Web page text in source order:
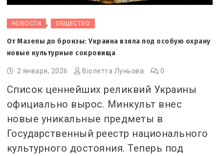
НОВОСТИ , ОБЩЕСТВО
От Мазепы до бронзы: Украина взяла под особую охрану
новые культурные сокровища
2 января, 2026 Віолетта Луньова 0
Список ценнейших реликвий Украины
официально вырос. Минкульт внес
новые уникальные предметы в
Государственный реестр национального
культурного достояния. Теперь под